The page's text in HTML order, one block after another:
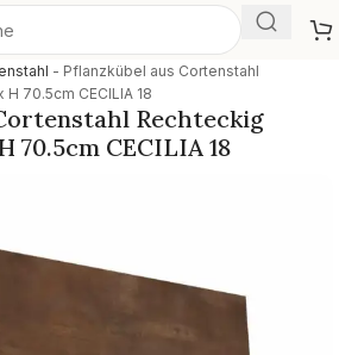
- Pflanzkübel aus Cortenstahl
70.5cm CECILIA 18
Rechteckig
70.5cm CECILIA 18